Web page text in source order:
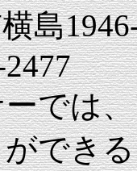
島
では、
できる